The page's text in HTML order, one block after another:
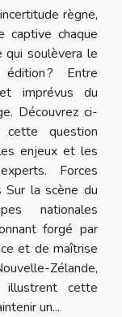
règne,
chaque
qui soulèvera le
? Entre
imprévus du
Découvrez ci-
question
enjeux et les
Forces
Sur la scène du
nationales
forgé par
et de maîtrise
Zélande,
illustrent cette
un...